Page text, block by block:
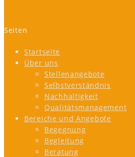
Seiten
Startseite
Über uns
Stellenangebote
Selbstverständnis
Nachhaltigkeit
Qualitätsmanagement
Bereiche und Angebote
Begegnung
Begleitung
Beratung